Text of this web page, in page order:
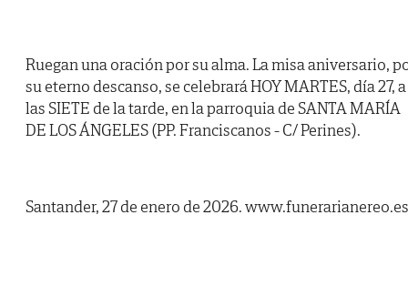
Ruegan una oración por su alma. La misa aniversario,
su eterno descanso, se celebrará HOY MARTES, día 27, a
las SIETE de la tarde, en la parroquia de SANTA MARÍA
DE LOS ÁNGELES (PP. Franciscanos - C/ Perines).
Santander, 27 de enero de 2026. www.funerarianereo.es